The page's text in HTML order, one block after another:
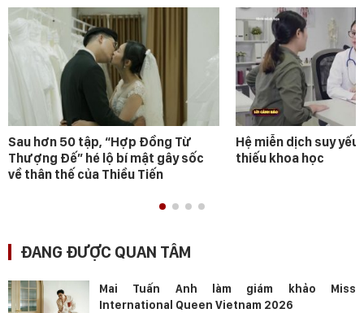
Sau hơn 50 tập, “Hợp Đồng Từ
Thượng Đế” hé lộ bí mật gây sốc
về thân thế của Thiều Tiến
Hệ miễn dịch suy
thiếu khoa học
ĐANG ĐƯỢC QUAN TÂM
Mai Tuấn Anh làm giám khảo Miss
International Queen Vietnam 2026